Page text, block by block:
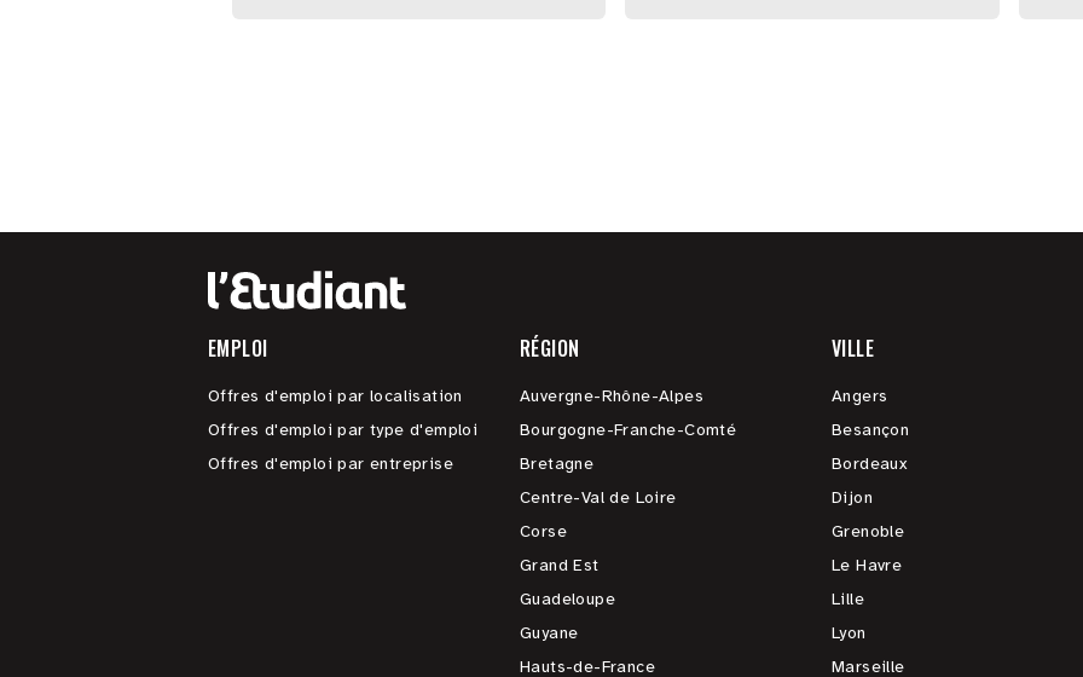
EMPLOI
Offres d'emploi par localisation
Offres d'emploi par type d'emploi
Offres d'emploi par entreprise
RÉGION
Auvergne-Rhône-Alpes
Bourgogne-Franche-Comté
Bretagne
Centre-Val de Loire
Corse
Grand Est
Guadeloupe
Guyane
Hauts-de-France
VILLE
Angers
Besançon
Bordeaux
Dijon
Grenoble
Le Havre
Lille
Lyon
Marseille